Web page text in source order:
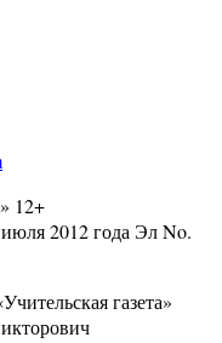
12+
2012 года Эл No.
газета»